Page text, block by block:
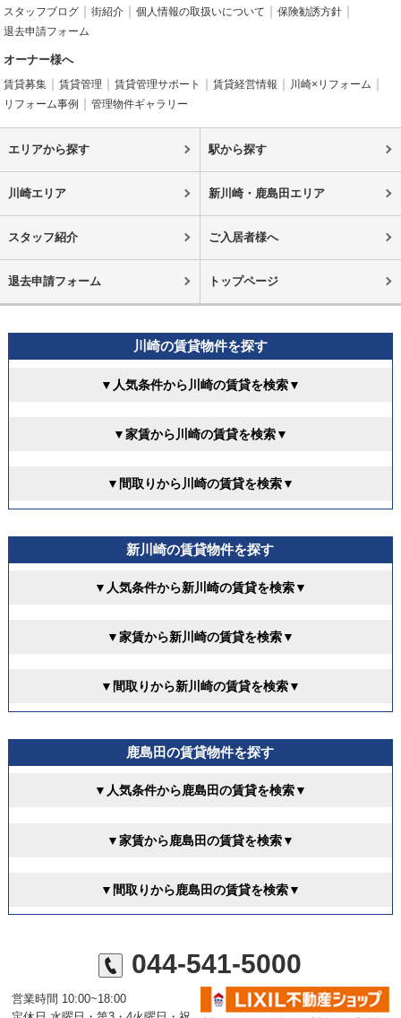
スタッフブログ
街紹介 個人情報の取扱いについて
保険勧誘方針
退去申請フォーム
オーナー様へ
賃貸募集 賃貸管理 賃貸管理サポート 賃貸経営情報
川崎×リフォーム
リフォーム事例
管理物件ギャラリー
エリアから探す 駅から探す
川崎エリア 新川崎・鹿島田エリア
スタッフ紹介 ご入居者様へ
退去申請フォーム トップページ
川崎の賃貸物件を探す
▼人気条件から川崎の賃貸を検索▼
▼家賃から川崎の賃貸を検索▼
▼間取りから川崎の賃貸を検索▼
新川崎の賃貸物件を探す
▼人気条件から新川崎の賃貸を検索▼
▼家賃から新川崎の賃貸を検索▼
▼間取りから新川崎の賃貸を検索▼
鹿島田の賃貸物件を探す
▼人気条件から鹿島田の賃貸を検索▼
▼家賃から鹿島田の賃貸を検索▼
▼間取りから鹿島田の賃貸を検索▼
044-541-5000
営業時間 10:00~18:00